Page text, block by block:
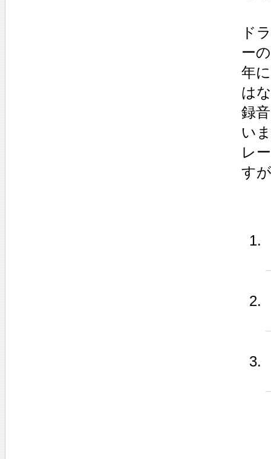
ド
ー
年
は
録
い
レ
す